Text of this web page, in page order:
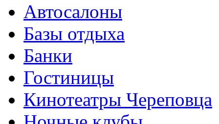
Автосалоны
Базы отдыха
Банки
Гостиницы
Кинотеатры Череповца